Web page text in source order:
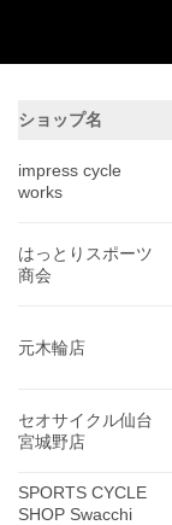
ショップ名
impress cycle
works
はっとりスポーツ
商会
元木輪店
セオサイクル仙台
宮城野店
SPORTS CYCLE
SHOP Swacchi